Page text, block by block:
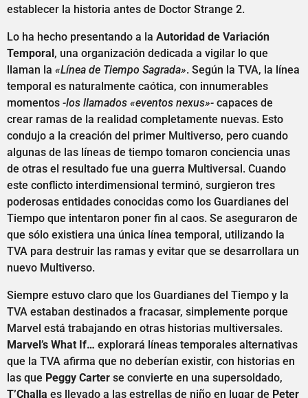
establecer la historia antes de Doctor Strange 2.
Lo ha hecho presentando a la Autoridad de Variación
Temporal, una organización dedicada a vigilar lo que
llaman la «Línea de Tiempo Sagrada». Según la TVA, la línea
temporal es naturalmente caótica, con innumerables
momentos -los llamados «eventos nexus»- capaces de
crear ramas de la realidad completamente nuevas. Esto
condujo a la creación del primer Multiverso, pero cuando
algunas de las líneas de tiempo tomaron conciencia unas
de otras el resultado fue una guerra Multiversal. Cuando
este conflicto interdimensional terminó, surgieron tres
poderosas entidades conocidas como los Guardianes del
Tiempo que intentaron poner fin al caos. Se aseguraron de
que sólo existiera una única línea temporal, utilizando la
TVA para destruir las ramas y evitar que se desarrollara un
nuevo Multiverso.
Siempre estuvo claro que los Guardianes del Tiempo y la
TVA estaban destinados a fracasar, simplemente porque
Marvel está trabajando en otras historias multiversales.
Marvel’s What If… explorará líneas temporales alternativas
que la TVA afirma que no deberían existir, con historias en
las que Peggy Carter se convierte en una supersoldado,
T’Challa es llevado a las estrellas de niño en lugar de Peter